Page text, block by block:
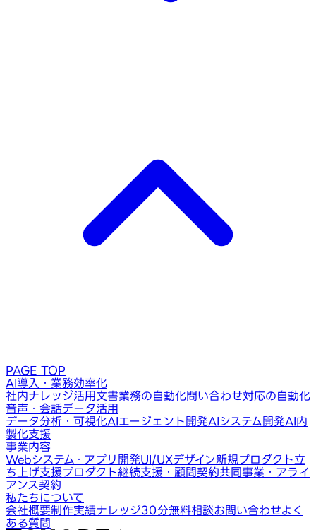
PAGE TOP
AI導入・業務効率化
社内ナレッジ活用文書業務の自動化問い合わせ対応の自動化
音声・会話データ活用
データ分析・可視化AIエージェント開発AIシステム開発AI内
製化支援
事業内容
Webシステム・アプリ開発UI/UXデザイン新規プロダクト立
ち上げ支援プロダクト継続支援・顧問契約共同事業・アライ
アンス契約
私たちについて
会社概要制作実績ナレッジ30分無料相談お問い合わせよく
ある質問